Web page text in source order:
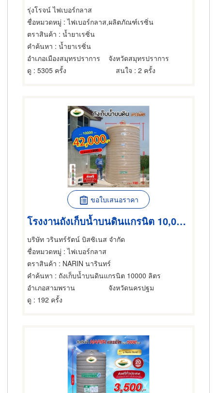
รุ่งโรจน์ ไฟเบอร์กลาส
ชื่อหมวดหมู่ : ไฟเบอร์กลาส,ผลิตภัณฑ์เรซิ่น
ตราสินค้า : น้ำยาเรซิ่น
คำค้นหา : น้ำยาเรซิ่น
อำเภอเมืองสมุทรปราการ
จังหวัดสมุทรปราการ
ดู : 5305 ครั้ง สนใจ : 2 ครั้ง
ขอใบเสนอราคา
โรงงานถังเก็บน้ำบนดินแกรนิต 10,000 ลิตร
บริษัท วรินทร์รัตน์ บิสซิเนส จำกัด
ชื่อหมวดหมู่ : ไฟเบอร์กลาส
ตราสินค้า : NARIN นารินทร์
คำค้นหา : ถังเก็บน้ำบนดินแกรนิต 10000 ลิตร
อำเภอสามพราน
จังหวัดนครปฐม
ดู : 192 ครั้ง